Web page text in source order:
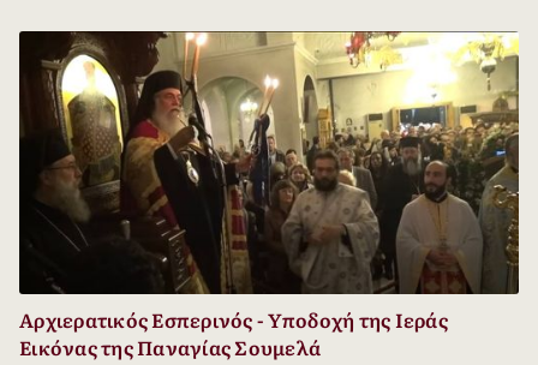
Αρχιερατικός Εσπερινός - Υποδοχή της Ιεράς
Εικόνας της Παναγίας Σουμελά